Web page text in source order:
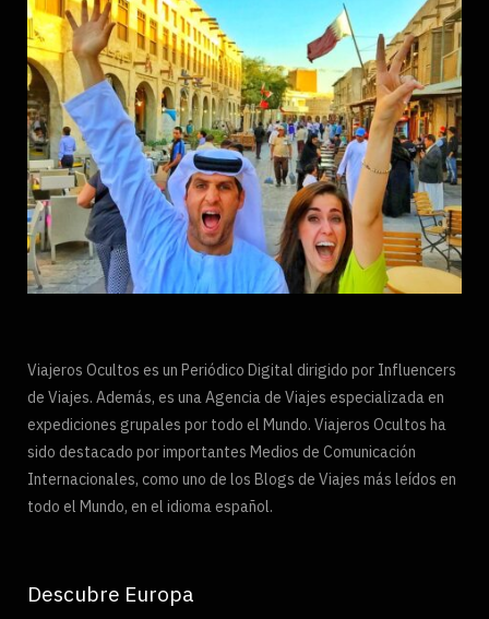
Viajeros Ocultos es un Periódico Digital dirigido por Influencers
de Viajes. Además, es una Agencia de Viajes especializada en
expediciones grupales por todo el Mundo. Viajeros Ocultos ha
sido destacado por importantes Medios de Comunicación
Internacionales, como uno de los Blogs de Viajes más leídos en
todo el Mundo, en el idioma español.
Descubre Europa